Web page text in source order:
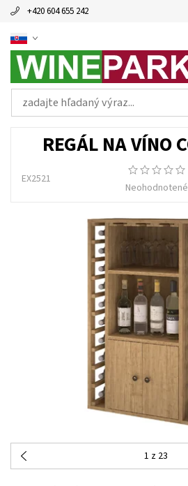
+420 604 655 242
REGÁL NA VÍNO
EX2521
Neohodnotené
1 z 23